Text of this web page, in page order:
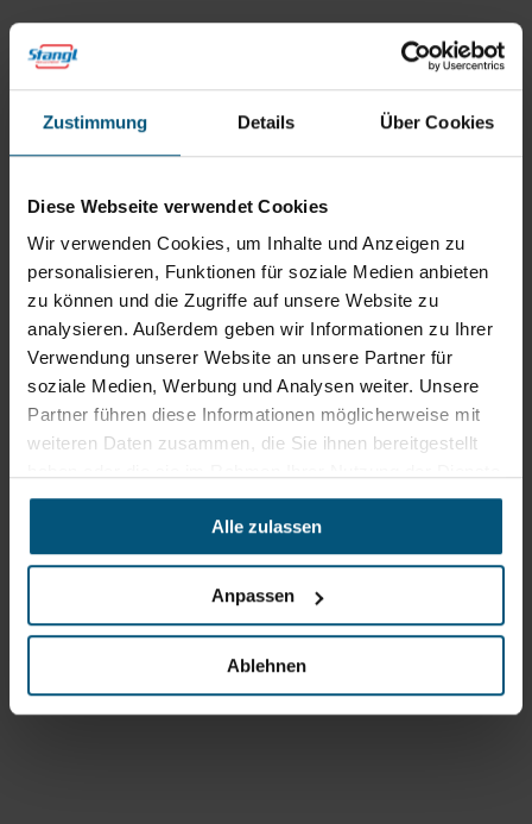
Zustimmung Details Über Cookies
Diese Webseite verwendet Cookies
Wir verwenden Cookies, um Inhalte und Anzeigen zu
personalisieren, Funktionen für soziale Medien anbieten
zu können und die Zugriffe auf unsere Website zu
analysieren. Außerdem geben wir Informationen zu Ihrer
Verwendung unserer Website an unsere Partner für
soziale Medien, Werbung und Analysen weiter. Unsere
Partner führen diese Informationen möglicherweise mit
weiteren Daten zusammen, die Sie ihnen bereitgestellt
gesammelt haben.
Alle zulassen
Anpassen
Ablehnen
+43 6215 89 00
office@stangl.at
Zum
(Öffnet
in
Tab)
Öffnungszeiten
Mo - Do: 07:30 - 12:00
Uhr
sowie 12:30 -16:30 Uhr
Fr: 07:30 - 12:00 Uhr
Stangl Niederlassung Ost
Werkstraße 8
2522 Oberwaltersdorf
+43 2253 61730
(Öffnet
neuem
Tab)